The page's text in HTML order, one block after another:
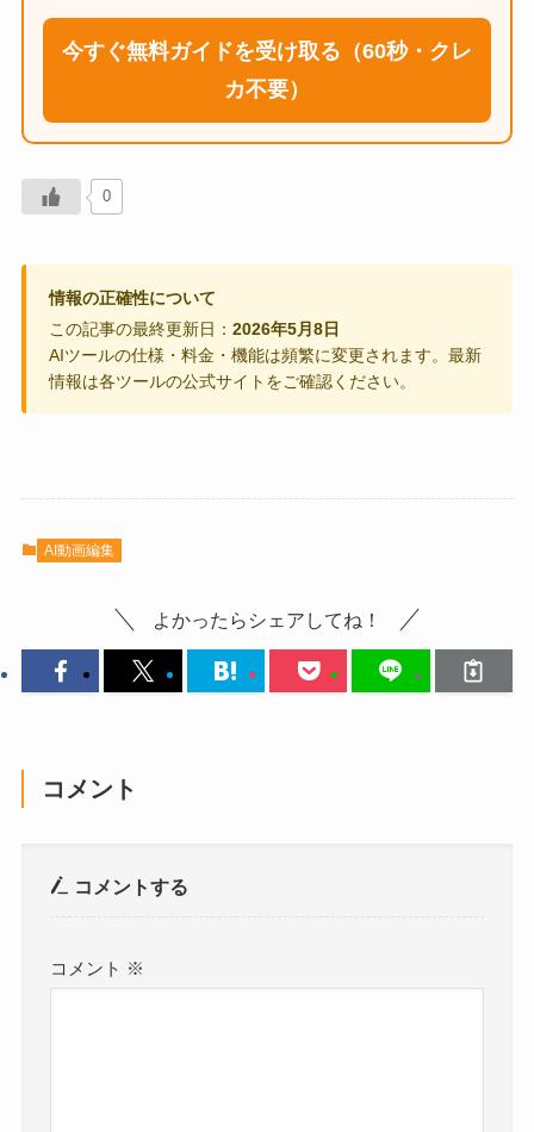
今すぐ無料ガイドを受け取る（60秒・クレ
カ不要）
0
情報の正確性について
この記事の最終更新日：2026年5月8日
AIツールの仕様・料金・機能は頻繁に変更されます。最新
情報は各ツールの公式サイトをご確認ください。
AI動画編集
よかったらシェアしてね！
コメント
コメントする
コメント ※